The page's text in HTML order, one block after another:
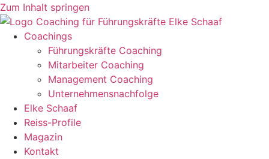
Zum Inhalt springen
Coachings
Führungskräfte Coaching
Mitarbeiter Coaching
Management Coaching
Unternehmensnachfolge
Elke Schaaf
Reiss-Profile
Magazin
Kontakt